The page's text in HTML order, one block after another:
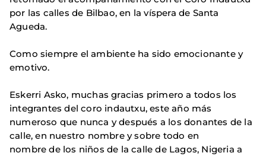
por las calles de Bilbao, en la víspera de Santa
Agueda.
Como siempre el ambiente ha sido emocionante y
emotivo.
Eskerri Asko, muchas gracias primero a todos los
integrantes del coro indautxu, este año más
numeroso que nunca y después a los donantes de la
calle, en nuestro nombre y sobre todo en
nombre de los niños de la calle de Lagos, Nigeria a